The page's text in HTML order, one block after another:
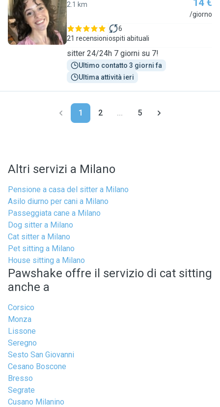
C
2.1 km 14 €
/giorno
21 recensioni
6
ospiti abituali
sitter 24/24h 7 giorni su 7!
Ultimo contatto 3 giorni fa
Ultima attività ieri
1 2 ... 5
Altri servizi a Milano
Pensione a casa del sitter a Milano
Asilo diurno per cani a Milano
Passeggiata cane a Milano
Dog sitter a Milano
Cat sitter a Milano
Pet sitting a Milano
House sitting a Milano
Pawshake offre il servizio di cat sitting
anche a
Corsico
Monza
Lissone
Seregno
Sesto San Giovanni
Cesano Boscone
Bresso
Segrate
Cusano Milanino